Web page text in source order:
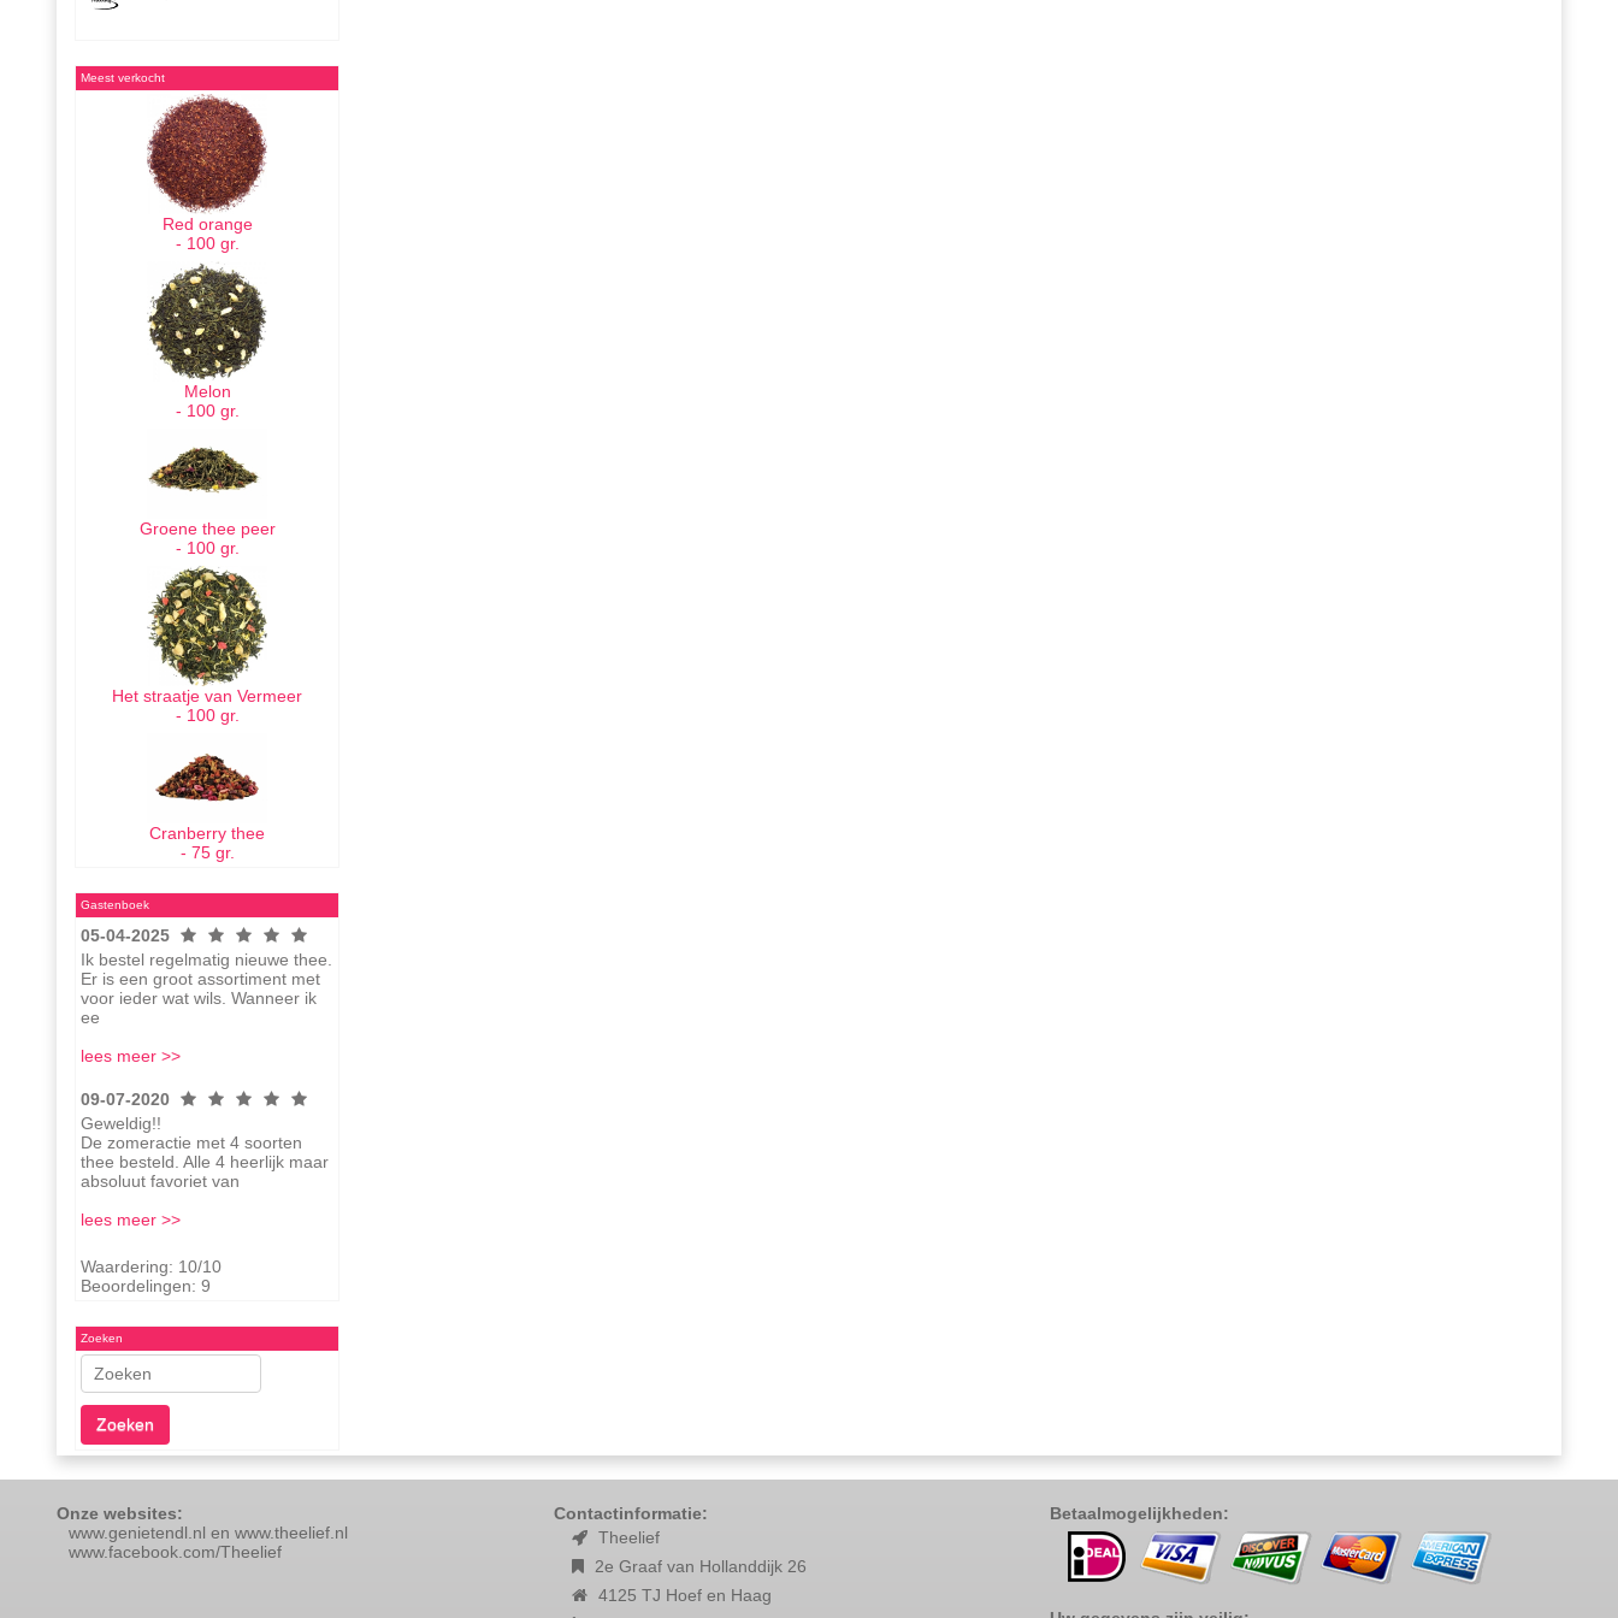
Meest verkocht
Red orange
- 100 gr.
Melon
- 100 gr.
Groene thee peer
- 100 gr.
Het straatje van Vermeer
- 100 gr.
Cranberry thee
- 75 gr.
Gastenboek
05-04-2025
Ik bestel regelmatig nieuwe thee.
Er is een groot assortiment met
voor ieder wat wils. Wanneer ik
ee
lees meer >>
09-07-2020
Geweldig!!
De zomeractie met 4 soorten
thee besteld. Alle 4 heerlijk maar
absoluut favoriet van
lees meer >>
Waardering: 10/10
Beoordelingen: 9
Zoeken
Zoeken
Onze websites:
www.genietendl.nl en www.theelief.nl
www.facebook.com/Theelief
Contactinformatie:
Theelief
2e Graaf van Hollanddijk 26
4125 TJ Hoef en Haag
Betaalmogelijkheden: